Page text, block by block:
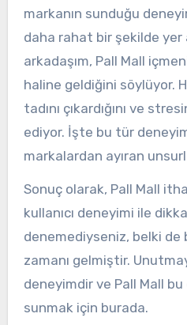
markanın sunduğu
daha rahat bir şekilde
arkadaşım, Pall Mall
haline geldiğini söylüyor.
tadını çıkardığını ve
ediyor. İşte bu tür
markalardan ayıran
Sonuç olarak, Pall Mall
kullanıcı deneyimi ile
denemediyseniz, belki de
zamanı gelmiştir.
deneyimdir ve Pall Mall
sunmak için burada.